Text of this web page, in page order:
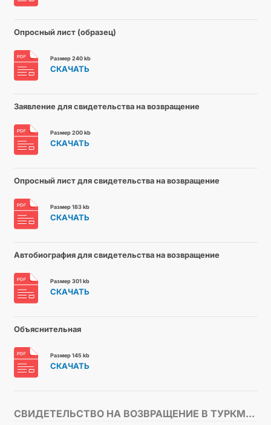
CВИДЕТЕЛЬСТВО НА ВОЗВРАЩЕНИЕ В ТУРКМЕНИСТАН
Опросный лист (образец)
Размер 240 kb
СКАЧАТЬ
Заявление для свидетельства на возвращение
Размер 200 kb
СКАЧАТЬ
Опросный лист для свидетельства на возвращение
Размер 183 kb
СКАЧАТЬ
Автобиография для свидетельства на возвращение
Размер 301 kb
СКАЧАТЬ
Объяснительная
Размер 145 kb
СКАЧАТЬ